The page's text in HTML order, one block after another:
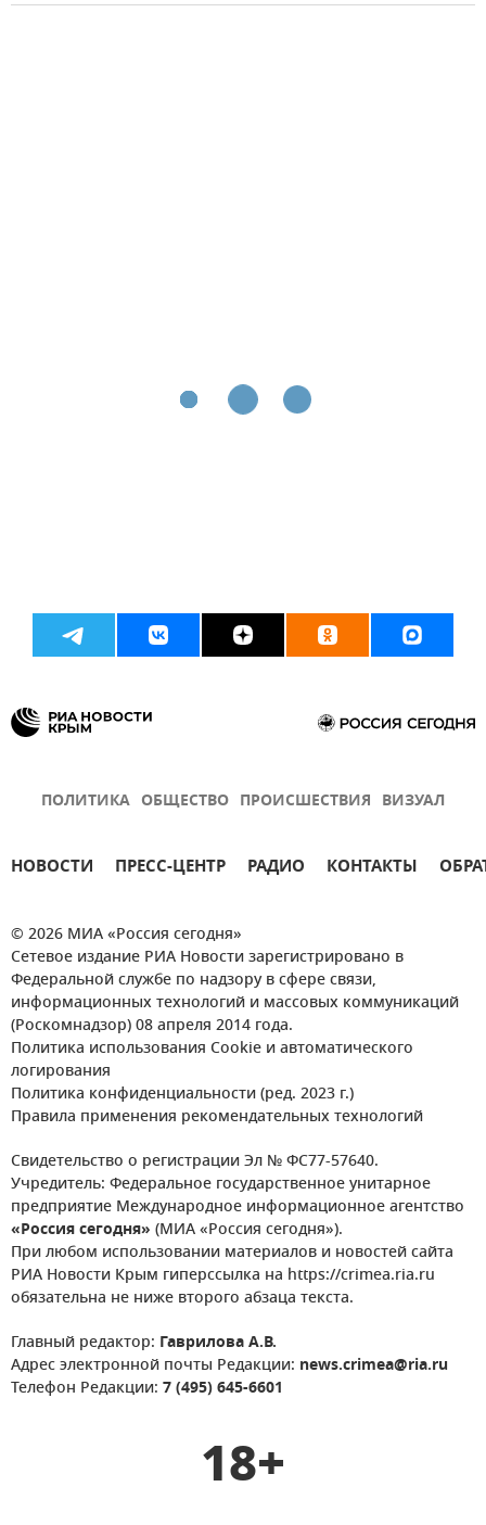
ПОЛИТИКА ОБЩЕСТВО ПРОИСШЕСТВИЯ ВИЗУАЛ
НОВОСТИ ПРЕСС-ЦЕНТР РАДИО КОНТАКТЫ
© 2026 МИА «Россия сегодня»
Сетевое издание РИА Новости зарегистрировано в
Федеральной службе по надзору в сфере связи,
информационных технологий и массовых коммуникаций
(Роскомнадзор) 08 апреля 2014 года.
Политика использования Cookie и автоматического
логирования
Политика конфиденциальности (ред. 2023 г.)
Правила применения рекомендательных технологий
Свидетельство о регистрации Эл № ФС77-57640.
Учредитель: Федеральное государственное унитарное
предприятие Международное информационное агентство
«Россия сегодня» (МИА «Россия сегодня»).
При любом использовании материалов и новостей сайта
РИА Новости Крым гиперссылка на https://crimea.ria.ru
обязательна не ниже второго абзаца текста.
Главный редактор: Гаврилова А.В.
Адрес электронной почты Редакции: news.crimea@ria.ru
Телефон Редакции: 7 (495) 645-6601
18+